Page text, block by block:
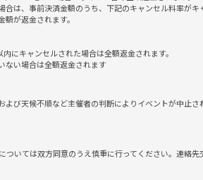
がないけどやってみたい」という方も、バ
に、以下はご遠慮ください。
暴言などの迷惑行為
合は、事前決済金額のうち、下記のキャンセル料率が
が返金されます。
にキャンセルされた場合は全額返金されます。
ない場合は全額返金されます
よび天候不順など主催者の判断によりイベントが中止
ついては双方同意のうえ慎重に行ってください。連絡